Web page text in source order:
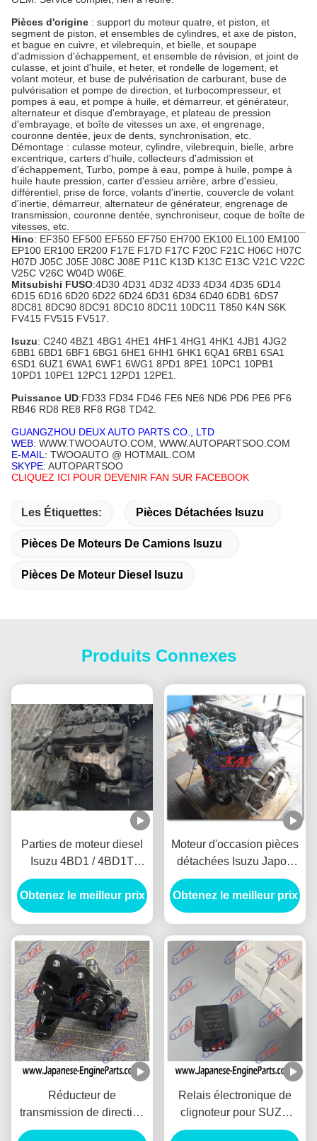
Pièces d'origine : support du moteur quatre, et piston, et
segment de piston, et ensembles de cylindres, et axe de piston,
et bague en cuivre, et vilebrequin, et bielle, et soupape
d'admission d'échappement, et ensemble de révision, et joint de
culasse, et joint d'huile, et heter, et rondelle de logement, et
volant moteur, et buse de pulvérisation de carburant, buse de
pulvérisation et pompe de direction, et turbocompresseur, et
pompes à eau, et pompe à huile, et démarreur, et générateur,
alternateur et disque d'embrayage, et plateau de pression
d'embrayage, et boîte de vitesses un axe, et engrenage,
couronne dentée, jeux de dents, synchronisation, etc.
Démontage : culasse moteur, cylindre, vilebrequin, bielle, arbre
excentrique, carters d'huile, collecteurs d'admission et
d'échappement, Turbo, pompe à eau, pompe à huile, pompe à
huile haute pression, carter d'essieu arrière, arbre d'essieu,
différentiel, prise de force, volants d'inertie, couvercle de volant
d'inertie, démarreur, alternateur de générateur, engrenage de
transmission, couronne dentée, synchroniseur, coque de boîte de
vitesses, etc.
Hino: EF350 EF500 EF550 EF750 EH700 EK100 EL100 EM100
EP100 ER100 ER200 F17E F17D F17C F20C F21C H06C H07C
H07D J05C J05E J08C J08E P11C K13D K13C E13C V21C V22C
V25C V26C W04D W06E.
Mitsubishi FUSO:4D30 4D31 4D32 4D33 4D34 4D35 6D14
6D15 6D16 6D20 6D22 6D24 6D31 6D34 6D40 6DB1 6DS7
8DC81 8DC90 8DC91 8DC10 8DC11 10DC11 T850 K4N S6K
FV415 FV515 FV517.
Isuzu: C240 4BZ1 4BG1 4HE1 4HF1 4HG1 4HK1 4JB1 4JG2
6BB1 6BD1 6BF1 6BG1 6HE1 6HH1 6HK1 6QA1 6RB1 6SA1
6SD1 6UZ1 6WA1 6WF1 6WG1 8PD1 8PE1 10PC1 10PB1
10PD1 10PE1 12PC1 12PD1 12PE1.
Puissance UD:FD33 FD34 FD46 FE6 NE6 ND6 PD6 PE6 PF6
RB46 RD8 RE8 RF8 RG8 TD42.
GUANGZHOU DEUX AUTO PARTS CO., LTD
WEB: WWW.TWOOAUTO.COM, WWW.AUTOPARTSOO.COM
E-MAIL : TWOOAUTO @ HOTMAIL.COM
SKYPE: AUTOPARTSOO
CLIQUEZ ICI POUR DEVENIR FAN SUR FACEBOOK
Les Étiquettes: Pièces Détachées Isuzu
Pièces De Moteurs De Camions Isuzu
Pièces De Moteur Diesel Isuzu
Produits Connexes
Parties de moteur diesel
Isuzu 4BD1 / 4BD1T
usagées, assemblage de
moteur diesel 4JB1 /
4JB1T
Obtenez le meilleur prix
Moteur d'occasion pièces
détachées Isuzu Japon
Original 4hf1 4he1 4hk1
4hg1 4jb1 4ja1 Moteur
Obtenez le meilleur prix
Réducteur de
transmission de direction
assistée de 898110220
Relais électronique de
clignoteur pour SUZU
FSR FRR FTR 96 FVR